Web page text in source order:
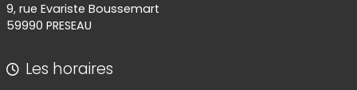
9, rue Evariste Boussemart
59990 PRESEAU
Les horaires